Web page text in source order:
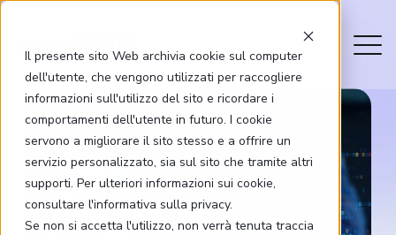
Il presente sito Web archivia cookie sul computer
dell'utente, che vengono utilizzati per raccogliere
informazioni sull'utilizzo del sito e ricordare i
comportamenti dell'utente in futuro. I cookie
servono a migliorare il sito stesso e a offrire un
servizio personalizzato, sia sul sito che tramite altri
supporti. Per ulteriori informazioni sui cookie,
consultare l'informativa sulla privacy.
Se non si accetta l'utilizzo, non verrà tenuta traccia